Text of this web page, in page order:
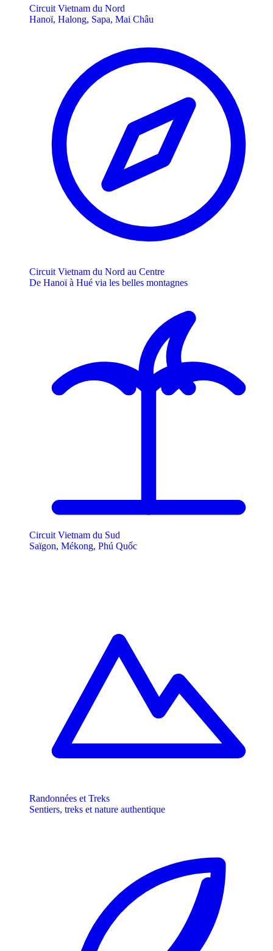
Circuit Vietnam du Nord
Hanoï, Halong, Sapa, Mai Châu
Circuit Vietnam du Nord au Centre
De Hanoï à Hué via les belles montagnes
Circuit Vietnam du Sud
Saïgon, Mékong, Phú Quốc
Randonnées et Treks
Sentiers, treks et nature authentique